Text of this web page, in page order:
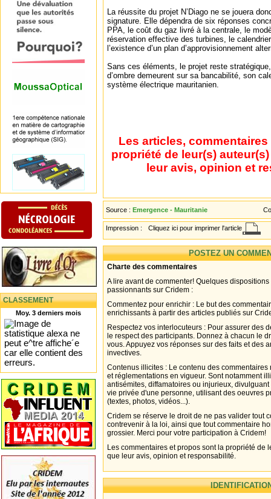
CLASSEMENT
Moy. 3 derniers mois
La réussite du projet N’Diago ne se jouera
signature. Elle dépendra de six réponses
PPA, le coût du gaz livré à la centrale, le
réservation effective des turbines, le
l’existence d’un plan d’approvisionnement
Sans ces éléments, le projet reste
d’ombre demeurent sur sa bancabilité, son
système électrique mauritanien.
Les articles,
propriété de leur(s)
leur avis, opinion et
Source : Emergence - Mauritanie
Impression : Cliquez ici pour imprimer l'article
POSTEZ UN
Charte des commentaires
A lire avant de commenter! Quelques
passionnants sur Cridem :
Commentez pour enrichir : Le but des
enrichissants à partir des articles publiés sur
Respectez vos interlocuteurs : Pour assurer des
le respect des participants. Donnez à chacun le
vous. Appuyez vos réponses sur des faits et des
invectives.
Contenus illicites : Le contenu des
et réglementations en vigueur. Sont notamment
antisémites, diffamatoires ou injurieux,
vie privée d'une personne, utilisant des oeuvres
(textes, photos, vidéos...).
Cridem se réserve le droit de ne pas valider tout
contrevenir à la loi, ainsi que tout commentaire
grossier. Merci pour votre participation à Cridem!
Les commentaires et propos sont la propriété de
que leur avis, opinion et responsabilité.